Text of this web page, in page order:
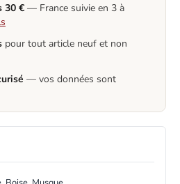
30 € — France suivie en 3 à
pour tout article neuf et non
— vos données sont